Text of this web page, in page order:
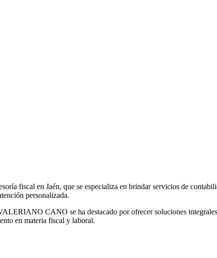
fiscal en Jaén, que se especializa en brindar servicios de
personalizada.
CANO se ha destacado por ofrecer soluciones
en materia fiscal y laboral.